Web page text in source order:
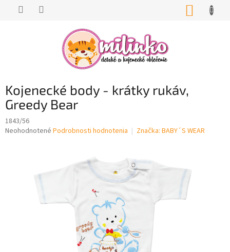
Kojenecké body - krátky rukáv,
Greedy Bear
1843/56
Priemerné
Neohodnotené Podrobnosti hodnotenia Značka: BABY´S WEAR